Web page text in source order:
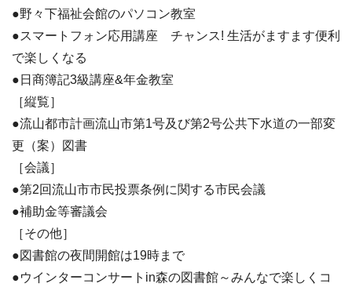
●野々下福祉会館のパソコン教室
●スマートフォン応用講座 チャンス! 生活がますます便利
で楽しくなる
●日商簿記3級講座&年金教室
［縦覧］
●流山都市計画流山市第1号及び第2号公共下水道の一部変
更（案）図書
［会議］
●第2回流山市市民投票条例に関する市民会議
●補助金等審議会
［その他］
●図書館の夜間開館は19時まで
●ウインターコンサートin森の図書館～みんなで楽しくコ